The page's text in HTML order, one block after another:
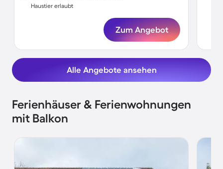
Haustier erlaubt
Zum Angebot
Alle Angebote ansehen
Ferienhäuser & Ferienwohnungen
mit Balkon